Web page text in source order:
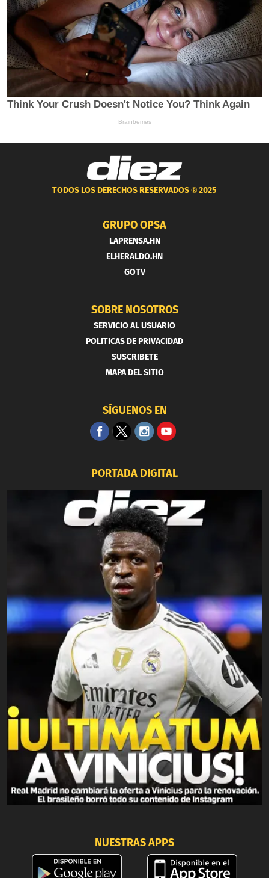
TODOS LOS DERECHOS RESERVADOS ®2025
GRUPO OPSA
LAPRENSA.HN
ELHERALDO.HN
GOTV
SOBRE NOSOTROS
SERVICIO AL USUARIO
POLITICAS DE PRIVACIDAD
SUSCRIBETE
MAPA DEL SITIO
SÍGUENOS EN
PORTADA DIGITAL
NUESTRAS APPS